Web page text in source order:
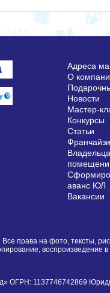
Адреса
О
Новости
Мастер-
Конкурсы
Статьи
аванс ЮЛ
Вакансии
права на фото, тексты,
ОГРН: 1137746742869